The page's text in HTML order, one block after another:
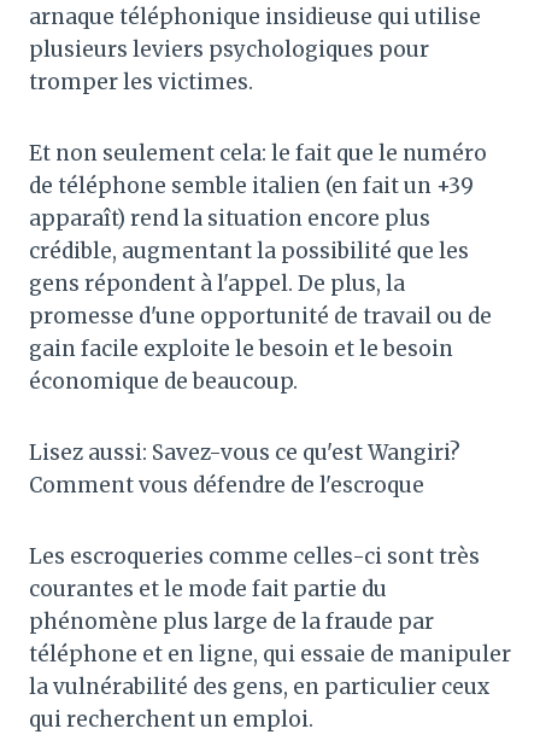
arnaque téléphonique insidieuse qui utilise
plusieurs leviers psychologiques pour
tromper les victimes.
Et non seulement cela: le fait que le numéro
de téléphone semble italien (en fait un +39
apparaît) rend la situation encore plus
crédible, augmentant la possibilité que les
gens répondent à l'appel. De plus, la
promesse d'une opportunité de travail ou de
gain facile exploite le besoin et le besoin
économique de beaucoup.
Lisez aussi: Savez-vous ce qu'est Wangiri?
Comment vous défendre de l'escroque
Les escroqueries comme celles-ci sont très
courantes et le mode fait partie du
phénomène plus large de la fraude par
téléphone et en ligne, qui essaie de manipuler
la vulnérabilité des gens, en particulier ceux
qui recherchent un emploi.